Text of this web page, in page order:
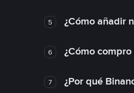
5 ¿Cómo añadir
6 ¿Cómo
7 ¿Por qué